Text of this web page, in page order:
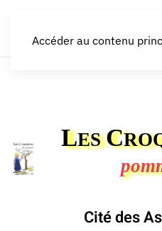
Accéder au contenu
LESC
Cité des